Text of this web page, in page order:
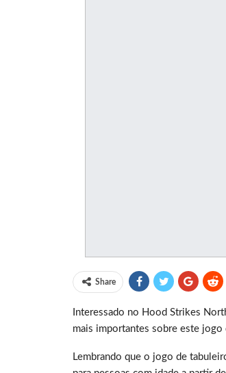
Share
Interessado no Hood Strikes
mais importantes sobre este
Lembrando que o jogo de